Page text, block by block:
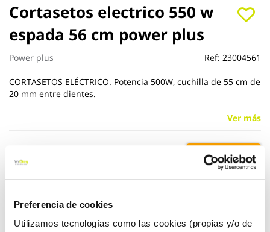
Preferencia de cookies
Utilizamos tecnologías como las cookies (propias y/o de
Cortasetos electrico 550 w
espada 56 cm power plus
Power plus Ref: 23004561
CORTASETOS ELÉCTRICO. Potencia 500W, cuchilla de 55 cm de
20 mm entre dientes.
Ver más
44,95 €
Saltar
al
comienzo
de
la
de
imágenes